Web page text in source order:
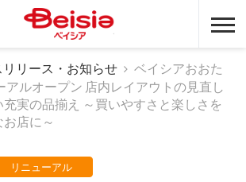
ベイシア
リリース・お知らせ
ベイシアおおた
アルオープン 店内レイアウトの見直し
充実の品揃え ～買いやすさと楽しさを
店に～
リニューアル